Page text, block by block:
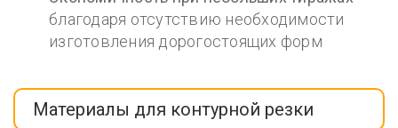
благодаря отсутствию необходимости
изготовления дорогостоящих форм
Материалы для контурной резки